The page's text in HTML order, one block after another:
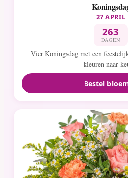
27 APRIL
263
DAGEN
Vier Koningsdag met een
kleuren naar
Bestel